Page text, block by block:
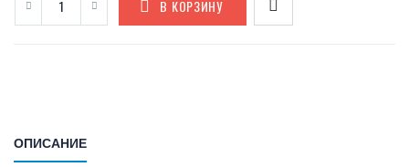
В КОРЗИНУ
ОПИСАНИЕ